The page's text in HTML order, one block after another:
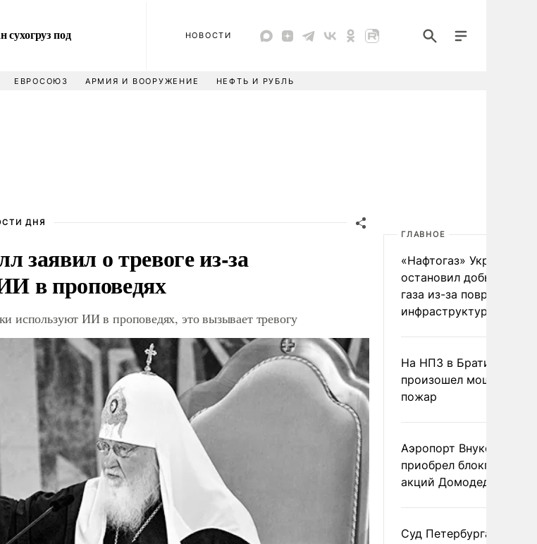
сухогруз под
НОВОСТИ
ЕВРОСОЮЗ АРМИЯ И ВООРУЖЕНИЕ НЕФТЬ И РУБЛЬ
ДНЯ
заявил о тревоге из-за
в проповедях
используют ИИ в проповедях, это вызывает тревогу
ГЛАВНОЕ
«Нафтогаз» Украины
остановил добычу
газа из-за повреждения
инфраструктуры
На НПЗ в Братиславе
произошел мощный
пожар
Аэропорт Внуково
приобрел блокпакет
акций Домодедово
Суд Петербурга заочно